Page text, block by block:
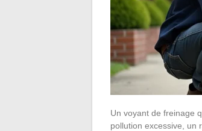
Un voyant de freinage
pollution excessive, un